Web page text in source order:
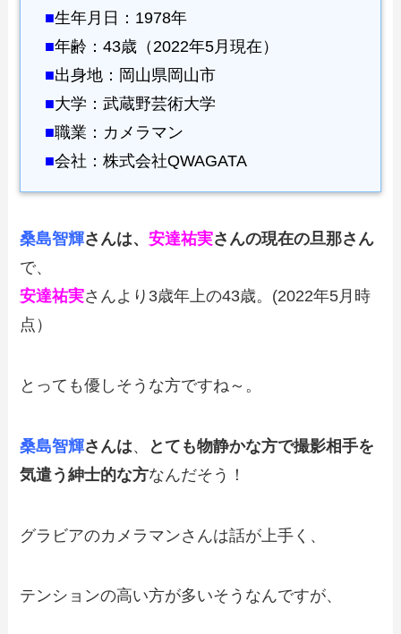
■生年月日：1978年
■年齢：43歳（2022年5月現在）
■出身地：岡山県岡山市
■大学：武蔵野芸術大学
■職業：カメラマン
■会社：株式会社QWAGATA
桑島智輝さんは、安達祐実さんの現在の旦那さん
で、
安達祐実さんより3歳年上の43歳。(2022年5月時
点）
とっても優しそうな方ですね～。
桑島智輝さんは、
とても物静かな方で撮影相手を
気遣う紳士的な方なんだそう！
グラビアのカメラマンさんは話が上手く、
テンションの高い方が多いそうなんですが、